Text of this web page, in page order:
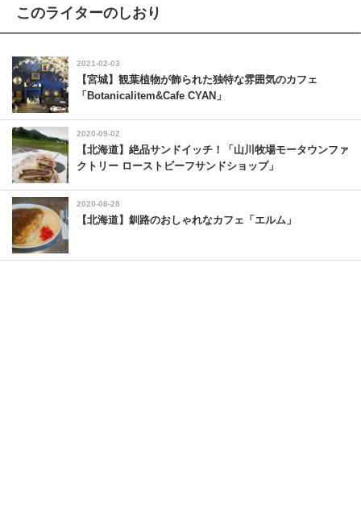
このライターのしおり
2021-02-03
【宮城】観葉植物が飾られた独特な雰囲気のカフェ
「Botanicalitem&Cafe CYAN」
2020-09-02
【北海道】絶品サンドイッチ！「山川牧場モータウンファ
クトリー ローストビーフサンドショップ」
2020-08-28
【北海道】釧路のおしゃれなカフェ「エルム」